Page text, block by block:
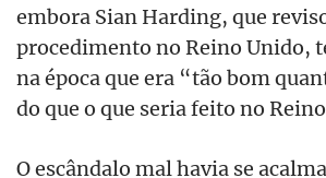
embora Sian Harding, que
procedimento no Reino Unido,
na época que era “tão bom
do que o que seria feito no
O escândalo mal havia se